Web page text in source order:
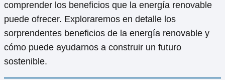
comprender los beneficios que la energía renovable
puede ofrecer. Exploraremos en detalle los
sorprendentes beneficios de la energía renovable y
cómo puede ayudarnos a construir un futuro
sostenible.